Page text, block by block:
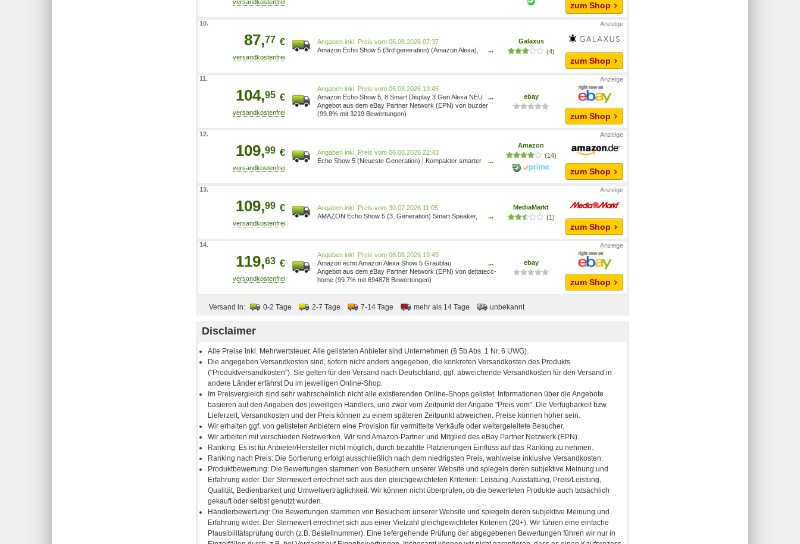
zum Shop
10.
87,77 €
Preis vom 06.08.2026 07:37
Amazon Echo Show 5 (3rd generation) (Amazon Alexa),
...
Galaxus
(4)
zum Shop
11.
104,95 €
Preis vom 06.08.2026 19:45
Amazon Echo Show 5, 8 Smart Display 3.Gen Alexa NEU
OVP Anthrazit Weiß Graublau ECHO SHOW 5
GRAUBLAU (3. GENERATION, 2023)
...
Angebot aus dem eBay Partner Network (EPN) von buzder
(99.8% mit 3219 Bewertungen)
ebay
zum Shop
12.
109,99 €
Preis vom 06.08.2026 22:43
Echo Show 5 (Neueste Generation) | Kompakter smarter
...
Amazon
(14)
zum Shop
13.
109,99 €
Preis vom 30.07.2026 11:05
AMAZON Echo Show 5 (3. Generation) Smart Speaker,
...
MediaMarkt
(1)
zum Shop
14.
119,63 €
Preis vom 06.08.2026 19:45
Amazon echo Amazon Alexa Show 5 Graublau
B09B2R276Z
...
Angebot aus dem eBay Partner Network (EPN) von deltatecc-
home (99.7% mit 694878 Bewertungen)
ebay
zum Shop
Versand in: 0-2 Tage 2-7 Tage 7-14 Tage mehr als 14 Tage unbekannt
Disclaimer